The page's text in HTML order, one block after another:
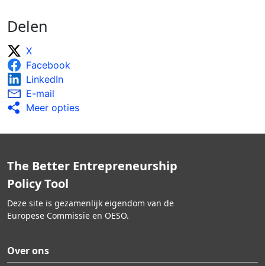
Delen
X
Facebook
LinkedIn
E-mail
Meer opties
The Better Entrepreneurship
Policy Tool
Deze site is gezamenlijk eigendom van de
Europese Commissie en OESO.
Over ons